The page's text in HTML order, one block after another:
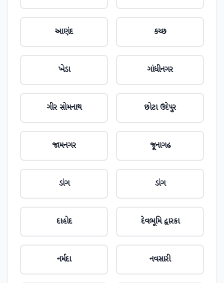
આણંદ કચ્છ
ખેડા ગાંધીનગર
ગીર સોમનાથ છોટા ઉદેપુર
જામનગર જૂનાગઢ
ડાંગ ડાંગ
દાહોદ દેવભૂમિ દ્વારકા
નર્મદા નવસારી